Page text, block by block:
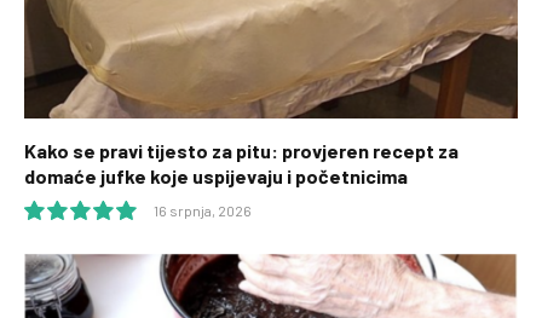
Kako se pravi tijesto za pitu: provjeren recept za
domaće jufke koje uspijevaju i početnicima
10.0
16 srpnja, 2026